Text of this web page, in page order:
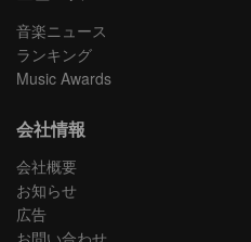
音楽ニュース
ランキング
Music Awards
会社情報
会社概要
お知らせ
広告
お問い合わせ